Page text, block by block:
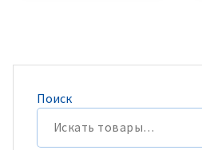
Поиск